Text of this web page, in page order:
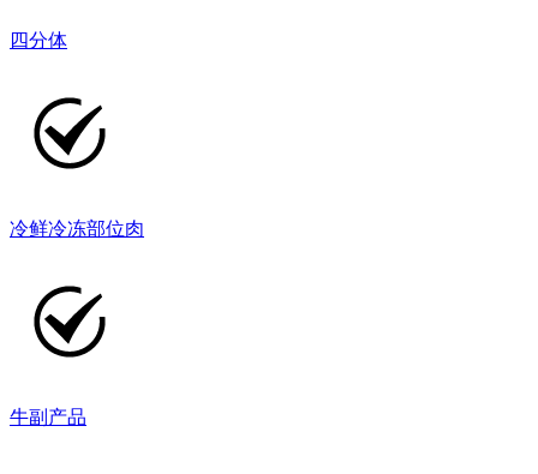
四分体
冷鲜冷冻部位肉
牛副产品